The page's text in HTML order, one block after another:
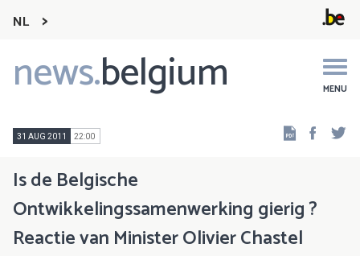
NL
news.belgium MENU
Main
navigation
31 AUG 2011 22:00
Is de Belgische
Ontwikkelingssamenwerking gierig ?
Reactie van Minister Olivier Chastel